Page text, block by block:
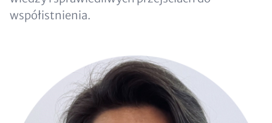
współistnienia.